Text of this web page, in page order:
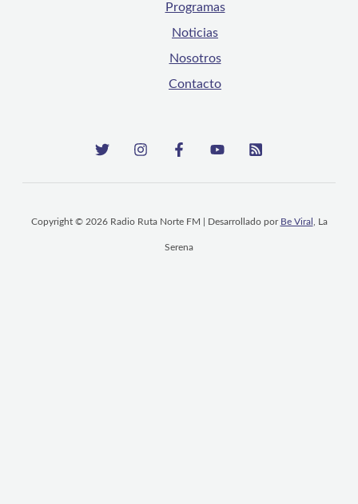
Programas
Noticias
Nosotros
Contacto
Copyright © 2026 Radio Ruta Norte FM | Desarrollado por Be Viral , La
Serena